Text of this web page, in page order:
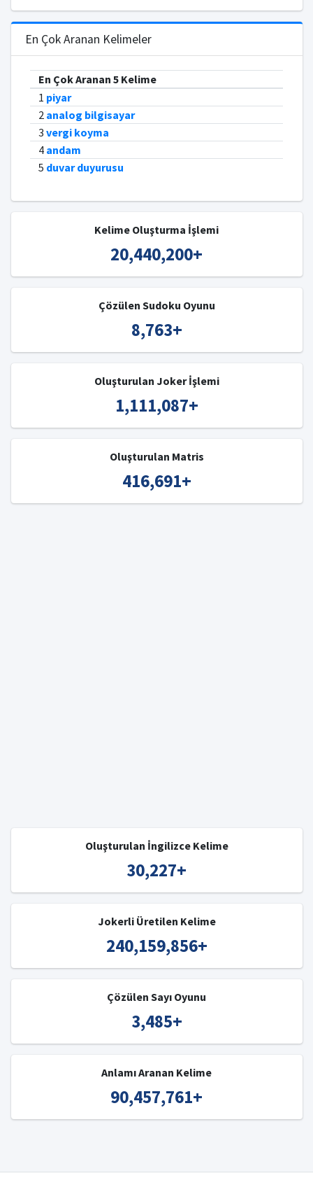
En Çok Aranan Kelimeler
En Çok Aranan 5 Kelime
1 piyar
2 analog bilgisayar
3 vergi koyma
4 andam
5 duvar duyurusu
Kelime Oluşturma İşlemi
20,440,200+
Çözülen Sudoku Oyunu
8,763+
Oluşturulan Joker İşlemi
1,111,087+
Oluşturulan Matris
416,691+
Oluşturulan İngilizce Kelime
30,227+
Jokerli Üretilen Kelime
240,159,856+
Çözülen Sayı Oyunu
3,485+
Anlamı Aranan Kelime
90,457,761+